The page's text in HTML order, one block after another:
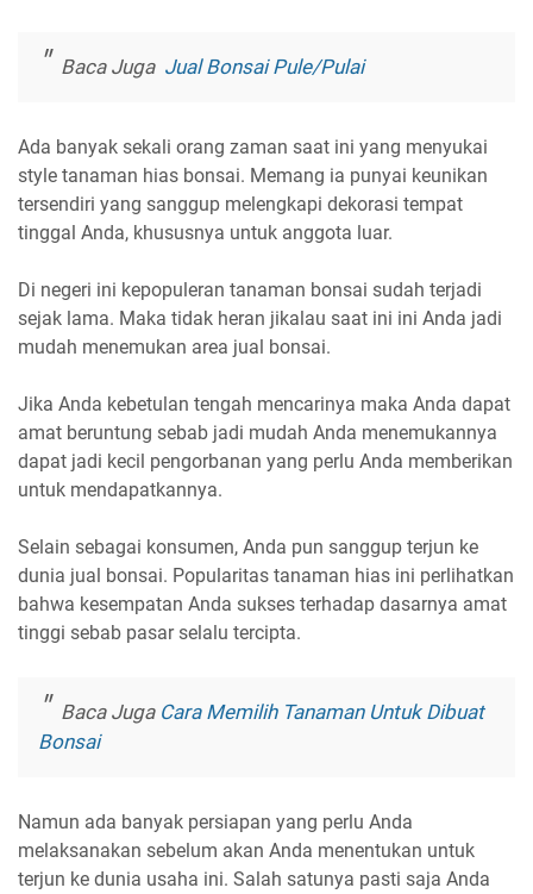
Baca Juga Jual Bonsai Pule/Pulai
Ada banyak sekali orang zaman saat ini yang menyukai
style tanaman hias bonsai. Memang ia punyai keunikan
tersendiri yang sanggup melengkapi dekorasi tempat
tinggal Anda, khususnya untuk anggota luar.
Di negeri ini kepopuleran tanaman bonsai sudah terjadi
sejak lama. Maka tidak heran jikalau saat ini ini Anda jadi
mudah menemukan area jual bonsai.
Jika Anda kebetulan tengah mencarinya maka Anda dapat
amat beruntung sebab jadi mudah Anda menemukannya
dapat jadi kecil pengorbanan yang perlu Anda memberikan
untuk mendapatkannya.
Selain sebagai konsumen, Anda pun sanggup terjun ke
dunia jual bonsai. Popularitas tanaman hias ini perlihatkan
bahwa kesempatan Anda sukses terhadap dasarnya amat
tinggi sebab pasar selalu tercipta.
Baca Juga Cara Memilih Tanaman Untuk Dibuat
Bonsai
Namun ada banyak persiapan yang perlu Anda
melaksanakan sebelum akan Anda menentukan untuk
terjun ke dunia usaha ini. Salah satunya pasti saja Anda